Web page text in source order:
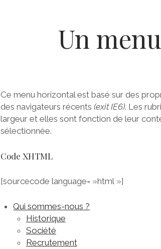
Un
Ce menu horizontal est basé sur des
des navigateurs récents (exit IE6). Les
largeur et elles sont fonction de leur
sélectionnée.
Code XHTML
[sourcecode language= »html »]
Qui sommes-nous ?
Historique
Société
Recrutement